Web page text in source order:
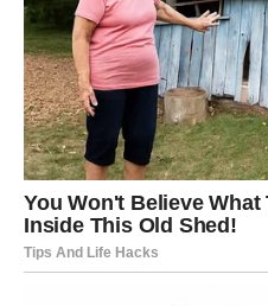
Na kraju, ključ je u ravnoteži –
više dugotrajne bjeline.